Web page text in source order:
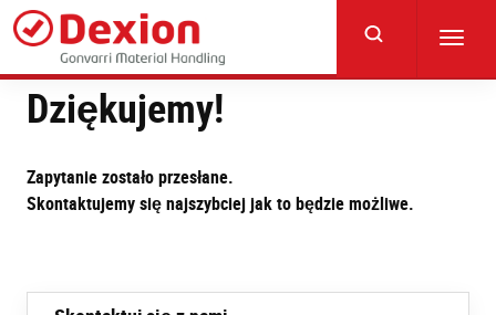
Skip
main
content
Dziękujemy!
Zapytanie zostało przesłane.
Skontaktujemy się najszybciej jak to będzie możliwe.